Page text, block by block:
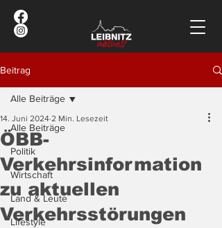
Beitrag
Alle Beiträge
Politik
Wirtschaft
Land & Leute
Lifestyle
Alle Beiträge
ÖBB-
Verkehrsinformation
zu aktuellen
Verkehrsstörungen
14. Juni 2024 2 Min. Lesezeit